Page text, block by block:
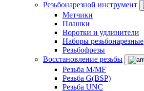
Резьбонарезной инструмент
Метчики
Плашки
Воротки и удлинители
Наборы резьбонарезные
Резьбофрезы
Восстановление резьбы
Резьба M/MF
Резьба G(BSP)
Резьба UNC